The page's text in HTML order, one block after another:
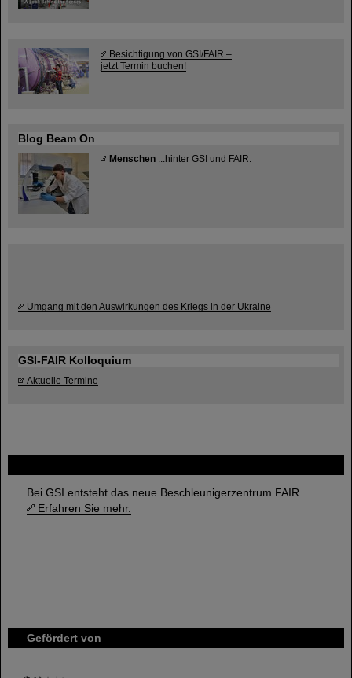
Bei GSI entsteht das neue Beschleunigerzentrum FAIR.
Erfahren Sie mehr.
Gefördert von
Besichtigung von GSI/FAIR –
jetzt Termin buchen!
Blog Beam On
Menschen ...hinter GSI und FAIR.
Umgang mit den Auswirkungen des Kriegs in der Ukraine
GSI-FAIR Kolloquium
Aktuelle Termine